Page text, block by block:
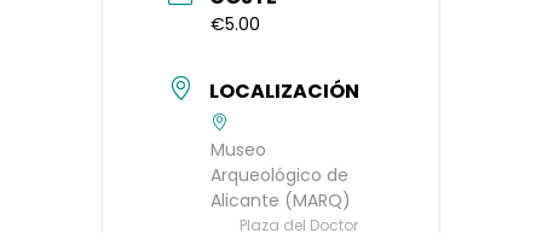
€5.00
LOCALIZACIÓN
Museo
Arqueológico de
Alicante (MARQ)
Plaza del Doctor